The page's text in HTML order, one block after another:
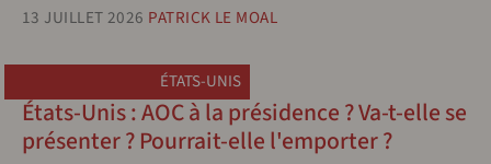
13 JUILLET 2026 PATRICK LE MOAL
ÉTATS-UNIS
États-Unis : AOC à la présidence ? Va-t-elle se
présenter ? Pourrait-elle l'emporter ?